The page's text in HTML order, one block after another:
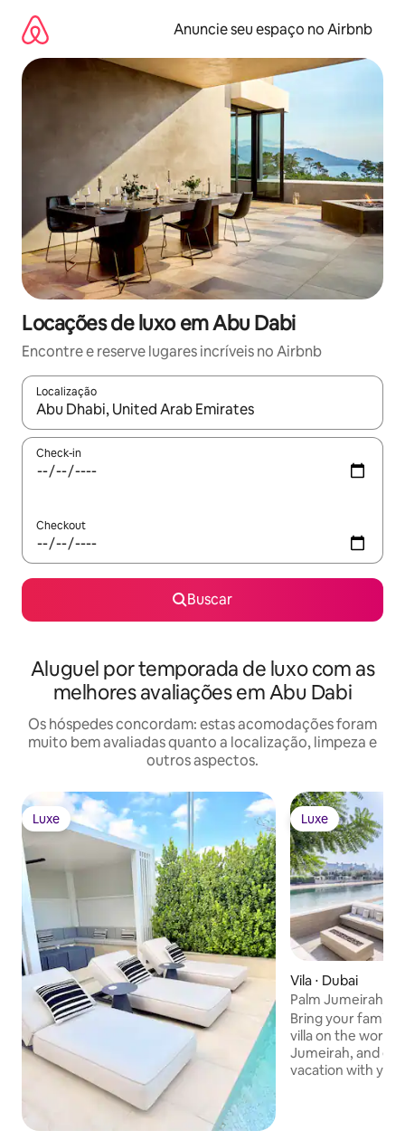
para
conteúdo
Anuncie seu espaço no Airbnb
Locações de luxo em Abu Dabi
Encontre e reserve lugares incríveis no Airbnb
Localização
Quando os resultados estiverem disponíveis, explore-os
Check-in
Checkout
Buscar
Aluguel por temporada de luxo com as
melhores avaliações em Abu Dabi
Os hóspedes concordam: estas acomodações foram
muito bem avaliadas quanto a localização, limpeza e
outros aspectos.
Luxe
Luxe Luxe
Luxe
Vila ⋅ Dubai
Palm Jumeirah
Infinity Pool
Bring your family
villa on the world-
Jumeirah, and
vacation with